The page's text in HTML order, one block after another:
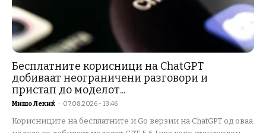
Бесплатните корисници на ChatGPT
добиваат неограничени разговори и
пристап до моделот...
Мишо Лекиќ - 07.08.2026 - 13:46
Корисниците на бесплатните и Go верзии на ChatGPT од оваа